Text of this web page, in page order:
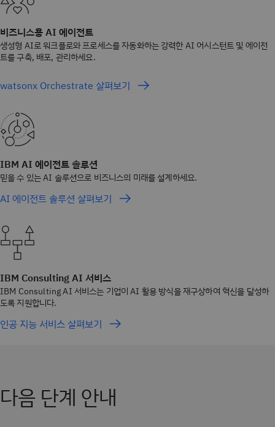
비즈니스용 AI 에이전트
생성형 AI로 워크플로와 프로세스를 자동화하는 강력한 AI 어시스턴트 및 에이전
트를 구축, 배포, 관리하세요.
watsonx Orchestrate 살펴보기
IBM AI 에이전트 솔루션
믿을 수 있는 AI 솔루션으로 비즈니스의 미래를 설계하세요.
AI 에이전트 솔루션 살펴보기
IBM Consulting AI 서비스
IBM Consulting AI 서비스는 기업이 AI 활용 방식을 재구상하여 혁신을 달성하
도록 지원합니다.
인공 지능 서비스 살펴보기
다음 단계 안내